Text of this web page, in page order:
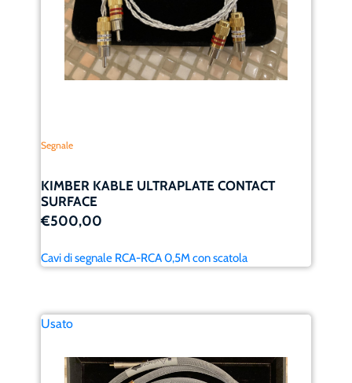
Segnale
KIMBER KABLE ULTRAPLATE CONTACT
SURFACE
€500,00
Cavi di segnale RCA-RCA 0,5M con scatola
Usato